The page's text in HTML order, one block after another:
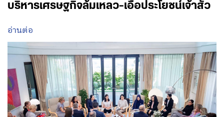
บริหารเศรษฐกิจล้มเหลว-เอื้อประโยชน์เจ้าสัว
อ่านต่อ